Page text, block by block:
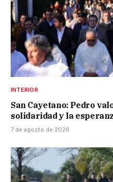
INTERIOR
San Cayetano: Pedro
solidaridad y la
7 de agosto de 2026